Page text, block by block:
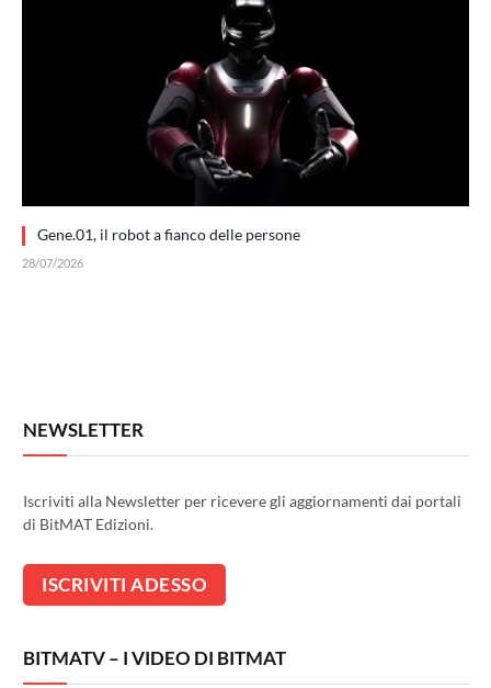
Gene.01, il robot a fianco delle persone
28/07/2026
NEWSLETTER
Iscriviti alla Newsletter per ricevere gli aggiornamenti dai portali
di BitMAT Edizioni.
BITMATV – I VIDEO DI BITMAT